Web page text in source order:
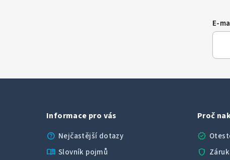
E-
Informace pro vás
help Nejčastější dotazy
menu_book Slovník pojmů
Proč
verified
shield